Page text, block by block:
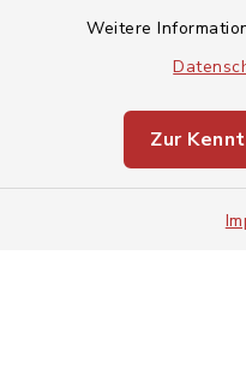
Weitere
Zur